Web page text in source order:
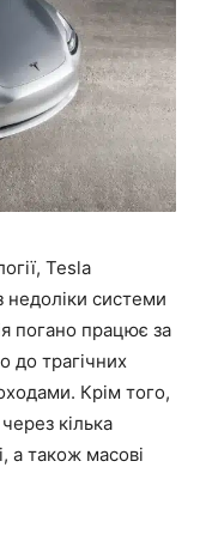
Tesla
недоліки системи
погано працює за
до трагічних
Крім того,
кілька
також масові